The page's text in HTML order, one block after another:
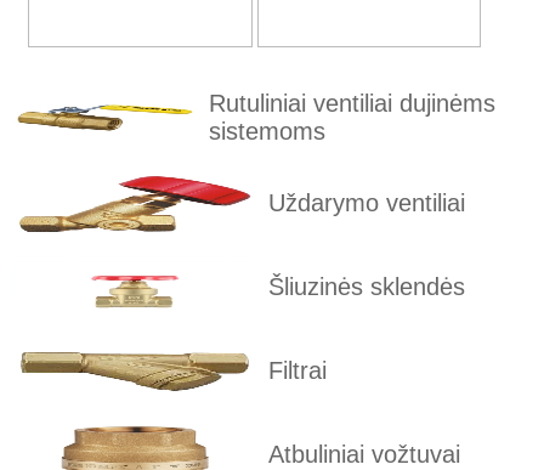
Rutuliniai ventiliai dujinėms
sistemoms
Uždarymo ventiliai
Šliuzinės sklendės
Filtrai
Atbuliniai vožtuvai